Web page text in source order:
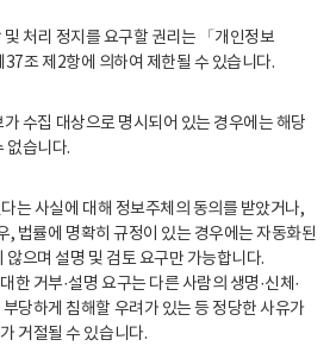
처리 정지를 요구할 권리는 「개인정보
조 제2항에 의하여 제한될 수 있습니다.
수집 대상으로 명시되어 있는 경우에는 해당
없습니다.
는 사실에 대해 정보주체의 동의를 받았거나,
, 법률에 명확히 규정이 있는 경우에는 자동화된
않으며 설명 및 검토 요구만 가능합니다.
한 거부·설명 요구는 다른 사람의 생명·신체·
당하게 침해할 우려가 있는 등 정당한 사유가
거절될 수 있습니다.